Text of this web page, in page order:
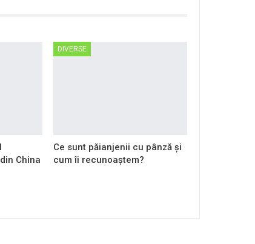
China
DIVERSE
Ce sunt păianjenii cu pânză și
cum îi recunoaștem?